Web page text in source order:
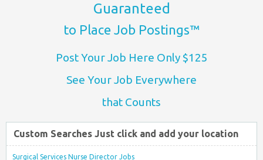
Guaranteed
to Place Job Postings™
Post Your Job Here Only $125
See Your Job Everywhere
that Counts
Custom Searches Just click and add your location
Surgical Services Nurse Director Jobs